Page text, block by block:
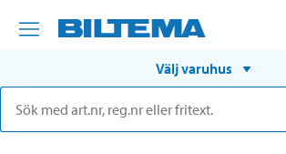
Välj varuhus